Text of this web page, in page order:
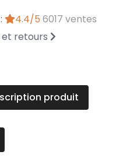
4.4/5 6017 ventes
et retours
produit